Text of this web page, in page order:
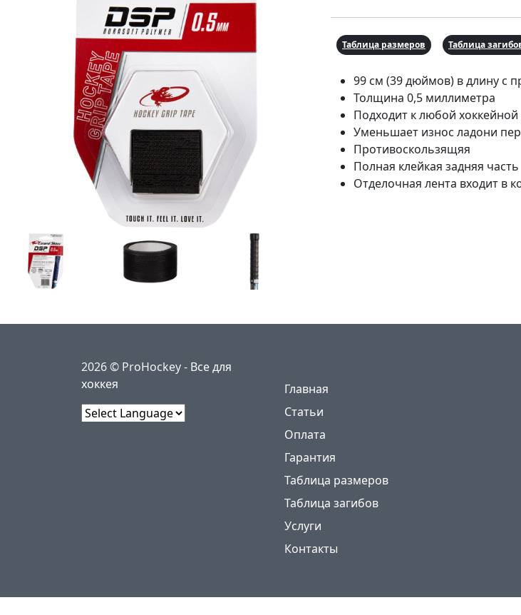
Таблица размеров Таблица
99 см (39 дюймов) в длину с
Толщина 0,5 миллиметра
Подходит к любой
Уменьшает износ ладони
Противоскользящяя
Полная клейкая задняя часть
Отделочная лента входит в
2026 © ProHockey - Все для
хоккея
Главная
Статьи
Оплата
Гарантия
Таблица размеров
Таблица загибов
Услуги
Контакты